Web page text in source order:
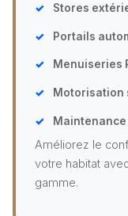
Stores
Portails
Menuiseries
Motorisation
Améliorez le
votre habitat
gamme.